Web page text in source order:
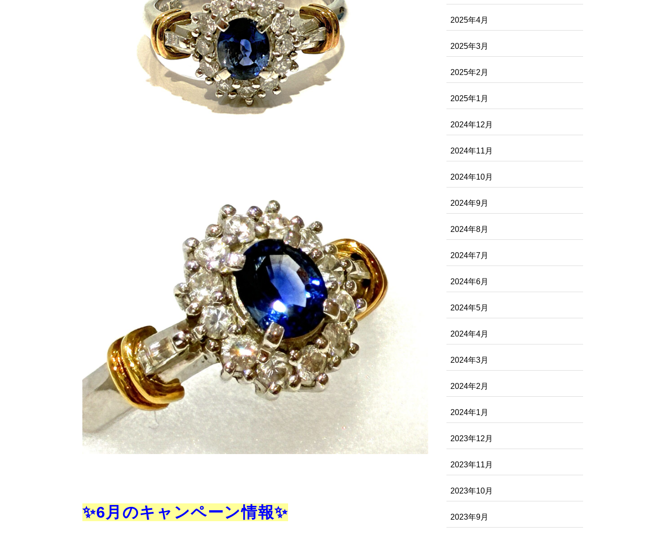
✨6月のキャンペーン情報✨
2025年4月
2025年3月
2025年2月
2025年1月
2024年12月
2024年11月
2024年10月
2024年9月
2024年8月
2024年7月
2024年6月
2024年5月
2024年4月
2024年3月
2024年2月
2024年1月
2023年12月
2023年11月
2023年10月
2023年9月